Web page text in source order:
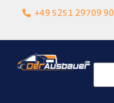
+49 5251 29709 90
Lokalgeschäft in